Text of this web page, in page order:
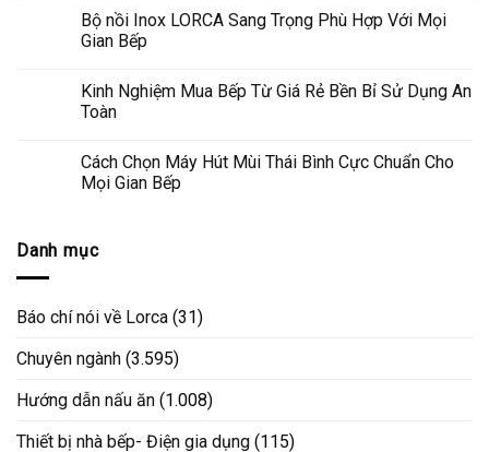
Bộ nồi Inox LORCA Sang Trọng Phù Hợp Với Mọi
Gian Bếp
Kinh Nghiệm Mua Bếp Từ Giá Rẻ Bền Bỉ Sử Dụng An
Toàn
Cách Chọn Máy Hút Mùi Thái Bình Cực Chuẩn Cho
Mọi Gian Bếp
Danh mục
Báo chí nói về Lorca (31)
Chuyên ngành (3.595)
Hướng dẫn nấu ăn (1.008)
Thiết bị nhà bếp- Điện gia dụng (115)